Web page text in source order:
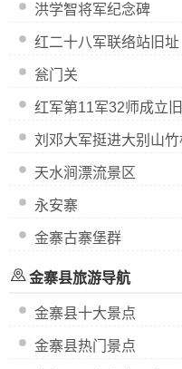
洪学智将军纪念碑
红二十八军联络站旧址
瓮门关
红军第11军32师成立
刘邓大军挺进大别山
天水涧漂流景区
永安寨
金寨古寨堡群
金寨县旅游导航
金寨县十大景点
金寨县热门景点